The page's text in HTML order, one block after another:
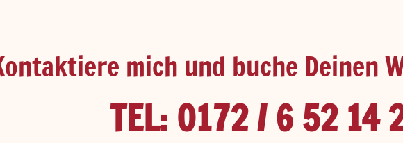
mich und buche Deinen
TEL: 0172 / 6 52 14